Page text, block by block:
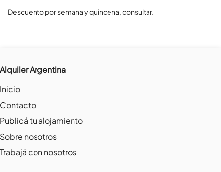
Descuento por semana y quincena, consultar.
Alquiler Argentina
Inicio
Contacto
Publicá tu alojamiento
Sobre nosotros
Trabajá con nosotros